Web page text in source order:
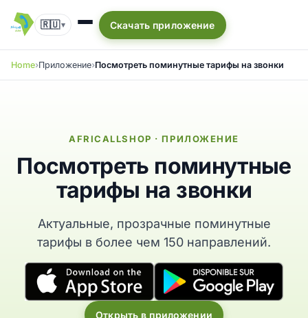
🇷🇺▾ Скачать приложение
Home Приложение Посмотреть поминутные тарифы на звонки
AFRICALLSHOP · ПРИЛОЖЕНИЕ
Посмотреть поминутные
тарифы на звонки
Актуальные, прозрачные поминутные
тарифы в более чем 150 направлений.
Открыть в приложении